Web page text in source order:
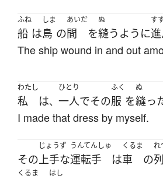
ふね
船 は
しま
島 の
あいだ
間 を
ぬ
縫う ように
す
The ship wound in and out
わたし
私 は、
ひとり
一人でその
ふく
服 を
ぬ
縫っ
I made that dress by myself.
その
じょうず
上手な
うんてんしゅ
運転手 は
くるま
車 の
れ
列
くるま はし